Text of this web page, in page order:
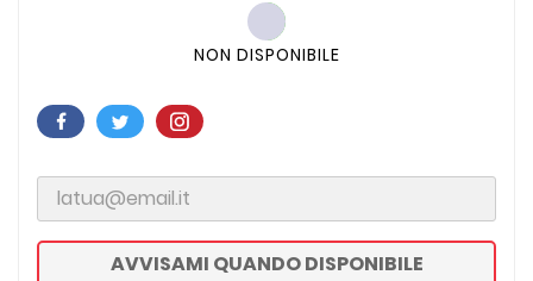
NON DISPONIBILE
AVVISAMI QUANDO DISPONIBILE